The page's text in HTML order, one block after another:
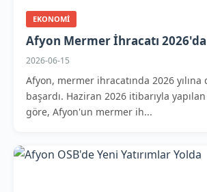
EKONOMI
Afyon Mermer İhracatı 2026'da
2026-06-15
Afyon, mermer ihracatında 2026 yılına
başardı. Haziran 2026 itibarıyla
göre, Afyon'un mermer ih...